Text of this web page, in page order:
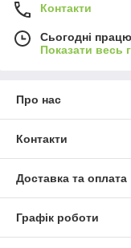
Контакти
Сьогодні
Показати весь
Про нас
Контакти
Доставка та оплата
Графік роботи